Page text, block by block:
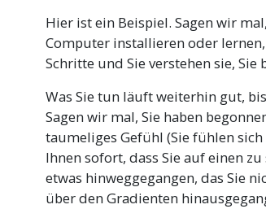
Hier ist ein Beispiel. Sagen wir
Computer installieren oder
Schritte und Sie verstehen sie,
Was Sie tun läuft weiterhin gut,
Sagen wir mal, Sie haben
taumeliges Gefühl (Sie fühlen
Ihnen sofort, dass Sie auf einen
etwas hinweggegangen, das Sie
über den Gradienten